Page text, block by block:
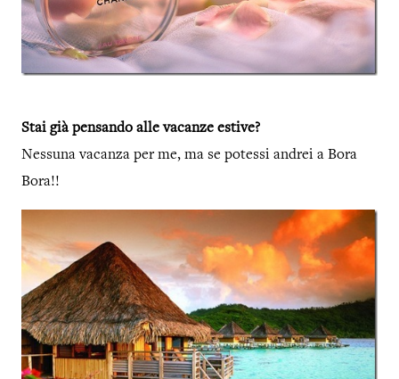
Stai già pensando alle vacanze estive?
Nessuna vacanza per me, ma se potessi andrei a Bora
Bora!!